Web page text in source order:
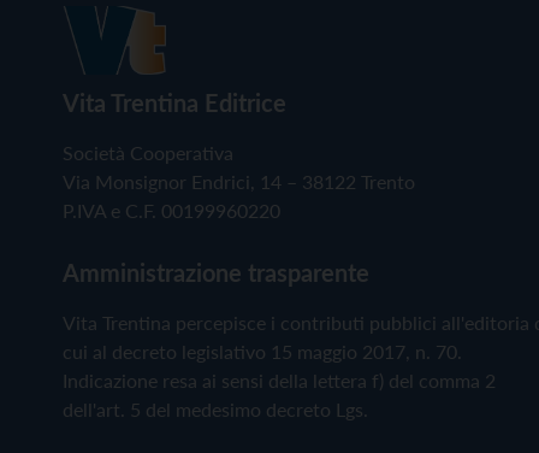
Vita Trentina Editrice
Società Cooperativa
Via Monsignor Endrici, 14 – 38122 Trento
P.IVA e C.F. 00199960220
Amministrazione trasparente
Vita Trentina percepisce i contributi pubblici all'editoria
cui al decreto legislativo 15 maggio 2017, n. 70.
Indicazione resa ai sensi della lettera f) del comma 2
dell'art. 5 del medesimo decreto Lgs.